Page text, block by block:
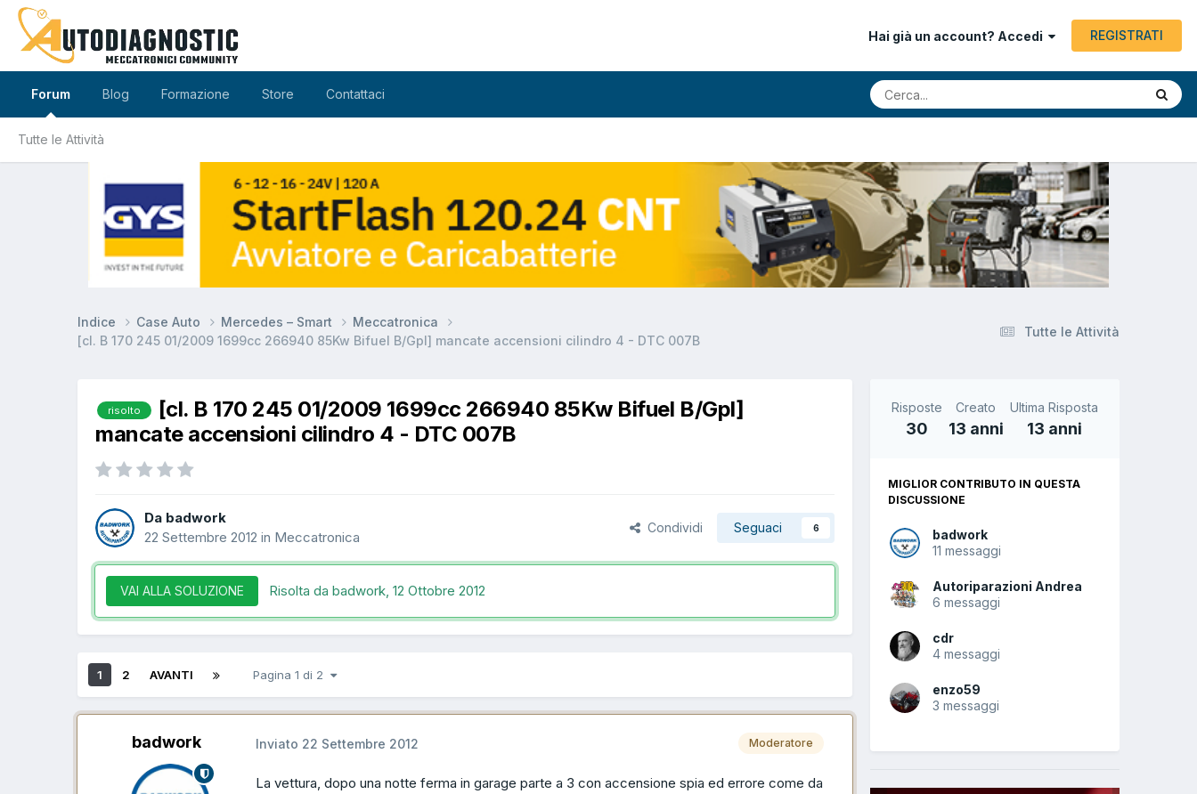
Hai già un account? Accedi REGISTRATI
Forum
Tutte le Attività
Blog Formazione Store Contattaci
Tutte le Attività
Indice Case Auto Mercedes – Smart
Meccatronica
[cl. B 170 245 01/2009 1699cc 266940 85Kw Bifuel B/Gpl] mancate accensioni cilindro 4 - DTC 007B
risolto
[cl. B 170 245 01/2009 1699cc 266940 85Kw Bifuel B/Gpl]
mancate accensioni cilindro 4 - DTC 007B
Da badwork
22 Settembre 2012 in Meccatronica
Condividi Seguaci 6
VAI ALLA SOLUZIONE Risolta da badwork, 12 Ottobre 2012
1 2 AVANTI Pagina 1 di 2
badwork Moderatore
Inviato 22 Settembre 2012
La vettura, dopo una notte ferma in garage parte a 3 con accensione spia ed errore come da
Risposte
30
Creato
13 anni
Ultima Risposta
13 anni
MIGLIOR CONTRIBUTO IN QUESTA
DISCUSSIONE
badwork
11 messaggi
Autoriparazioni Andrea
6 messaggi
cdr
4 messaggi
enzo59
3 messaggi